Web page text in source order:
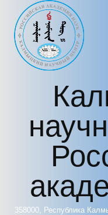
Перейти к основному
358000, Республика